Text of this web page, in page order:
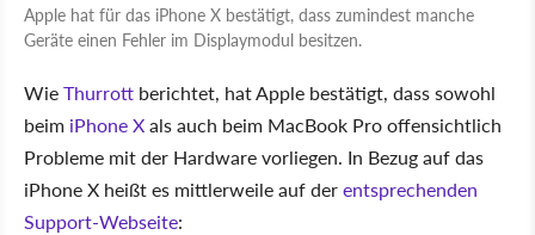
Apple hat für das iPhone X bestätigt, dass zumindest manche
Geräte einen Fehler im Displaymodul besitzen.
WieThurrott berichtet, hat Apple bestätigt, dass sowohl
beim iPhone Xals auch beim MacBook Pro offensichtlich
Probleme mit der Hardware vorliegen. In Bezug auf das
iPhone X heißt es mittlerweile auf derentsprechenden
Support-Webseite: